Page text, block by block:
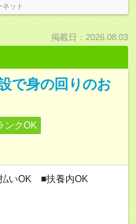
ット
掲載日：2026.08.03
で身の回りのお
ンクOK
いOK ■扶養内OK